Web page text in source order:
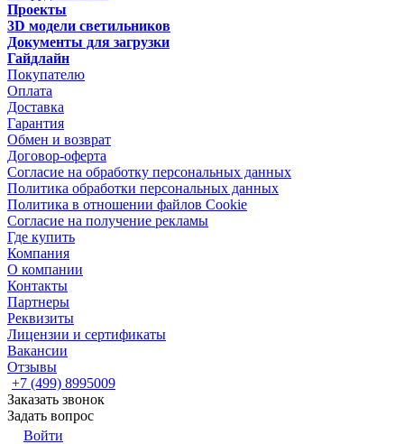
Проекты
3D модели светильников
Документы для загрузки
Гайдлайн
Покупателю
Оплата
Доставка
Гарантия
Обмен и возврат
Договор-оферта
Согласие на обработку персональных данных
Политика обработки персональных данных
Политика в отношении файлов Cookie
Согласие на получение рекламы
Где купить
Компания
О компании
Контакты
Партнеры
Реквизиты
Лицензии и сертификаты
Вакансии
Отзывы
+7 (499) 8995009
Заказать звонок
Задать вопрос
Войти